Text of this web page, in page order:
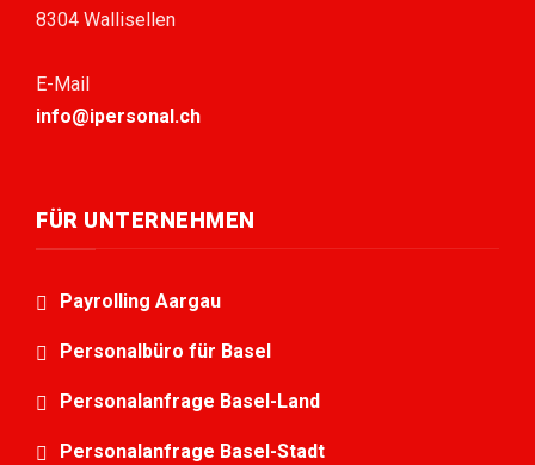
8304 Wallisellen
E-Mail
info@ipersonal.ch
FÜR UNTERNEHMEN
Payrolling Aargau
Personalbüro für Basel
Personalanfrage Basel-Land
Personalanfrage Basel-Stadt